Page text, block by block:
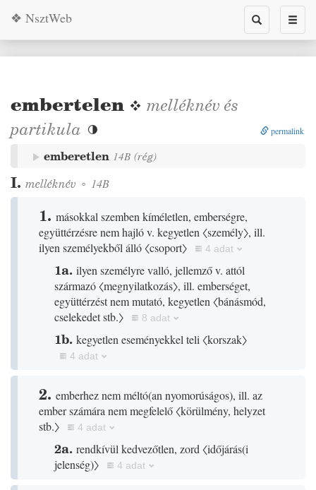
Toggle
search
❖ NsztWeb
embertelen ❖ melléknév és
partikula  permalink
emberetlen 14B (rég)
I. melléknév ◦ 14B
1. másokkal szemben kíméletlen, emberségre,
együttérzésre nem hajló v. kegyetlen 〈személy〉, ill.
ilyen személyekből álló〈csoport〉 4 adat
1a. ilyen személyre valló, jellemző v. attól
származó〈megnyilatkozás〉, ill. emberséget,
együttérzést nem mutató, kegyetlen 〈bánásmód,
cselekedet stb.〉
8 adat
1b. kegyetlen eseményekkel teli 〈korszak〉
4 adat
2. emberhez nem méltó(an nyomorúságos), ill. az
ember számára nem megfelelő〈körülmény, helyzet
stb.〉
4 adat
2a. rendkívül kedvezőtlen, zord 〈időjárás(i
jelenség)〉 4 adat